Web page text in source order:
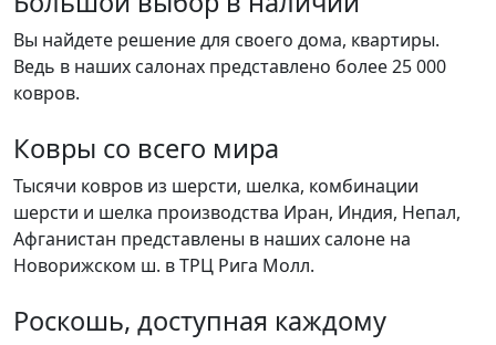
Вы найдете решение для своего дома, квартиры.
Ведь в наших салонах представлено более 25 000
ковров.
Ковры со всего мира
Тысячи ковров из шерсти, шелка, комбинации
шерсти и шелка производства Иран, Индия, Непал,
Афганистан представлены в наших салоне на
Новорижском ш. в ТРЦ Рига Молл.
Роскошь, доступная каждому